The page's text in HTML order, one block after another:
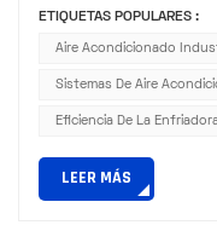
aire industriales es
varios dispositivos de
método de disipación
ETIQUETAS POPULARES :
Aire Acondicionado
Sistemas De Aire
Eficiencia De La
LEER MÁS